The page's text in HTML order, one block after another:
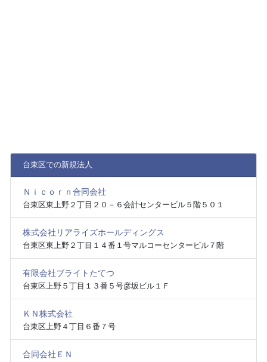
台東区での新規法人
Ｎｉｃｏｒｎ合同会社
台東区東上野２丁目２０－６会計センタービル５階５０１
株式会社リアライズホールディングス
台東区東上野２丁目１４番１号マルコーセンタービル７階
有限会社ブライトたてつ
台東区上野５丁目１３番５号彦坂ビル１Ｆ
ＫＮ株式会社
台東区上野４丁目６番７号
合同会社ＥＮ